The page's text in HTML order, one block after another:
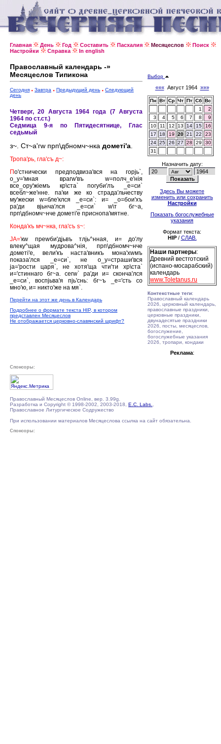
Главная День Год Составить Пасхалия Месяцеслов
Поиск
Настройки
Справка In english
Православный календарь -»
Месяцеслов Типикона
Сегодня Завтра Предыдущий день
Следующий
день
Четверг, 20 Августа 1964 года (7 Августа
1964 по ст.ст.)
Седмица 9-я по Пятидесятнице, Глас
седьмый
з~. Ст~а'гw прп\дбномч~нка дометi'а
Тропа'рь, гла'съ д~:
По'стнически предподвиза'вся на горjь`,
о_у='мная врагw'въ w=полч_е'нiя
все_ору'жiемъ кр\ста` погуби'лъ _е=си`
всебл~же'нне. па'ки же ко страда'льчеству
му'жески w=бле'клся _е=си`: и= _о=бои'хъ
ра'ди вjьнча'лся _е=си` w\т бг~а,
прп\дбномч~нче дометi'е приснопа'мятне.
Конда'къ мч~нка, гла'съ s~:
JА='кw преwби'дjьвъ тлjь^нная, и= до'лу
влеку^щая мудрова^нiя, прп\дбномч~нче
дометi'е, вели'къ наста'вникъ мона'хwмъ
показа'лся _е=си`, не о_у=страши'вся
jа='рости царя`, не хотя'ща чти'ти хр\ста`
и='стиннаго бг~а. сегw` ра'ди и= сконча'лся
_е=си`, воспjьва'я пjь'снь: бг~ъ _е='сть со
мно'ю, и= никто'же на мя`.
Перейти на этот же день в Календарь
Подробнее о формате текста HIP, в котором
представлен Месяцеслов
Не отображается церковно-славянский шрифт?
Выбор
«««Август 1964 »»»
Пн Вт Ср Чт Пт Сб Вс
1
2
3
4 5 6 7 8
9
10
11 12 13 14 15
16
17
18 19 20 21 22
23
24 25 26 27 28 29
30
31
Назначить дату:
Здесь Вы можете
изменить или сохранить
Настройки
Показать богослужебные
указания
Формат текста:
HIP/ СЛАВ.
Наши партнеры:
Древний вестготский
(испано-мосарабский)
календарь
www.Toletanus.ru
Контекстные теги:
Православный календарь
2026, церковный календарь,
православные праздники,
церковные праздники,
двунадесятые праздники
2026, посты, месяцеслов,
богослужение,
богослужебные указания
2026, тропари, кондаки
Реклама:
Спонсоры:
Православный Месяцеслов Online, вер. 3.99g.
Разработка и Copyright © 1998-2002, 2003-2018, E.C. Labs.
Православное Литургическое Содружество
При использовании материалов Месяцеслова ссылка на сайт обязательна.
Спонсоры: